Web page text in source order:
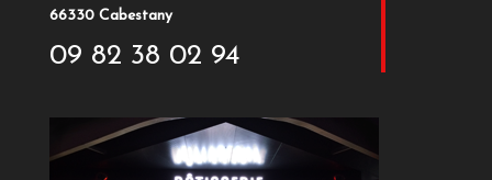
66330 Cabestany
09 82 38 02 94